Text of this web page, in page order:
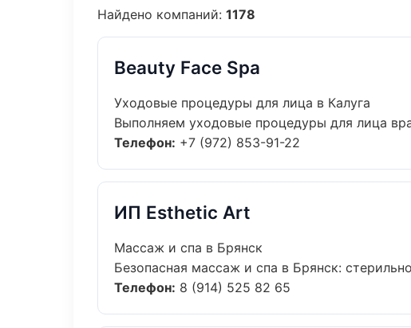
Найдено компаний: 1178
Beauty Face Spa
Уходовые процедуры для лица в Калуга
Выполняем уходовые процедуры для лица
Телефон: +7 (972) 853-91-22
ИП Esthetic Art
Массаж и спа в Брянск
Безопасная массаж и спа в Брянск:
Телефон: 8 (914) 525 82 65